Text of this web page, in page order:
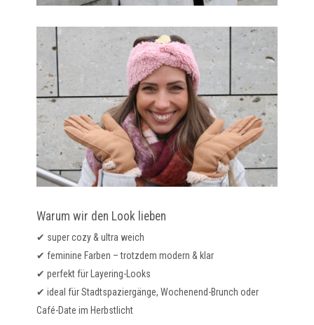
Warum wir den Look lieben
✔ super cozy & ultra weich
✔ feminine Farben – trotzdem modern & klar
✔ perfekt für Layering-Looks
✔ ideal für Stadtspaziergänge, Wochenend-Brunch oder
Café-Date im Herbstlicht